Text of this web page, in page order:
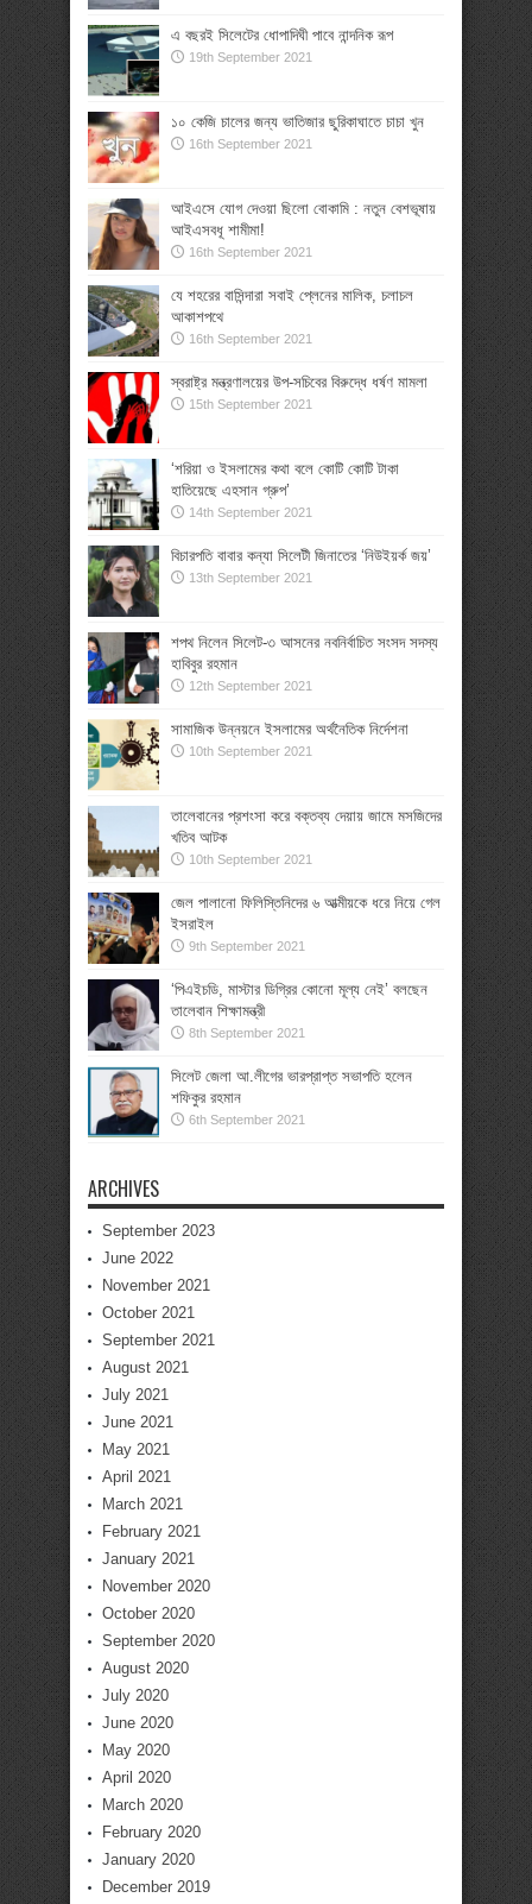
এ বছরই সিলেটের ধোপাদিঘী পাবে নান্দনিক রূপ
19th September 2021
১০ কেজি চালের জন্য ভাতিজার ছুরিকাঘাতে চাচা খুন
16th September 2021
আইএসে যোগ দেওয়া ছিলো বোকামি : নতুন বেশভূষায়
আইএসবধূ শামীমা!
16th September 2021
যে শহরের বাসিন্দারা সবাই প্লেনের মালিক, চলাচল
আকাশপথে
16th September 2021
স্বরাষ্ট্র মন্ত্রণালয়ের উপ-সচিবের বিরুদ্ধে ধর্ষণ মামলা
15th September 2021
‘শরিয়া ও ইসলামের কথা বলে কোটি কোটি টাকা
হাতিয়েছে এহসান গ্রুপ’
14th September 2021
বিচারপতি বাবার কন্যা সিলেটী জিনাতের ‘নিউইয়র্ক জয়’
13th September 2021
শপথ নিলেন সিলেট-৩ আসনের নবনির্বাচিত সংসদ সদস্য
হাবিবুর রহমান
12th September 2021
সামাজিক উন্নয়নে ইসলামের অর্থনৈতিক নির্দেশনা
10th September 2021
তালেবানের প্রশংসা করে বক্তব্য দেয়ায় জামে মসজিদের
খতিব আটক
10th September 2021
জেল পালানো ফিলিস্তিনিদের ৬ আত্মীয়কে ধরে নিয়ে গেল
ইসরাইল
9th September 2021
‘পিএইচডি, মাস্টার ডিগ্রির কোনো মূল্য নেই’ বলছেন
তালেবান শিক্ষামন্ত্রী
8th September 2021
সিলেট জেলা আ.লীগের ভারপ্রাপ্ত সভাপতি হলেন
শফিকুর রহমান
6th September 2021
ARCHIVES
September 2023
June 2022
November 2021
October 2021
September 2021
August 2021
July 2021
June 2021
May 2021
April 2021
March 2021
February 2021
January 2021
November 2020
October 2020
September 2020
August 2020
July 2020
June 2020
May 2020
April 2020
March 2020
February 2020
January 2020
December 2019